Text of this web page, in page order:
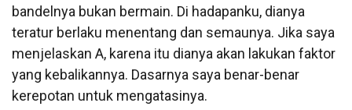
bandelnya bukan bermain. Di hadapanku, dianya
teratur berlaku menentang dan semaunya. Jika saya
menjelaskan A, karena itu dianya akan lakukan faktor
yang kebalikannya. Dasarnya saya benar-benar
kerepotan untuk mengatasinya.